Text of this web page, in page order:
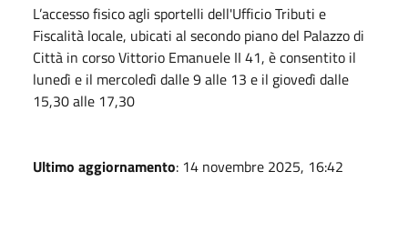
L’accesso fisico agli sportelli dell'Ufficio Tributi e
Fiscalità locale, ubicati al secondo piano del Palazzo di
Città in corso Vittorio Emanuele II 41, è consentito il
lunedì e il mercoledì dalle 9 alle 13 e il giovedì dalle
15,30 alle 17,30
Ultimo aggiornamento: 14 novembre 2025, 16:42